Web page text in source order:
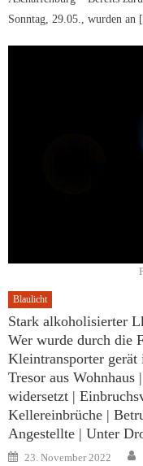
Sonntag, 29.05., wurden
Blaulicht
Stark alkoholisierter
Wer wurde durch die
Kleintransporter gerät
Tresor aus
widersetzt |
Kellereinbrüche |
Angestellte | Unter
Posted
23. November 2022